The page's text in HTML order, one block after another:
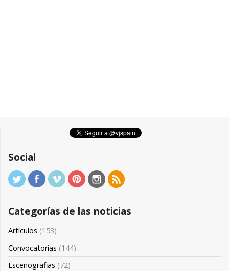
Social
Categorías de las noticias
Artículos (153)
Convocatorias (144)
Escenografias (72)